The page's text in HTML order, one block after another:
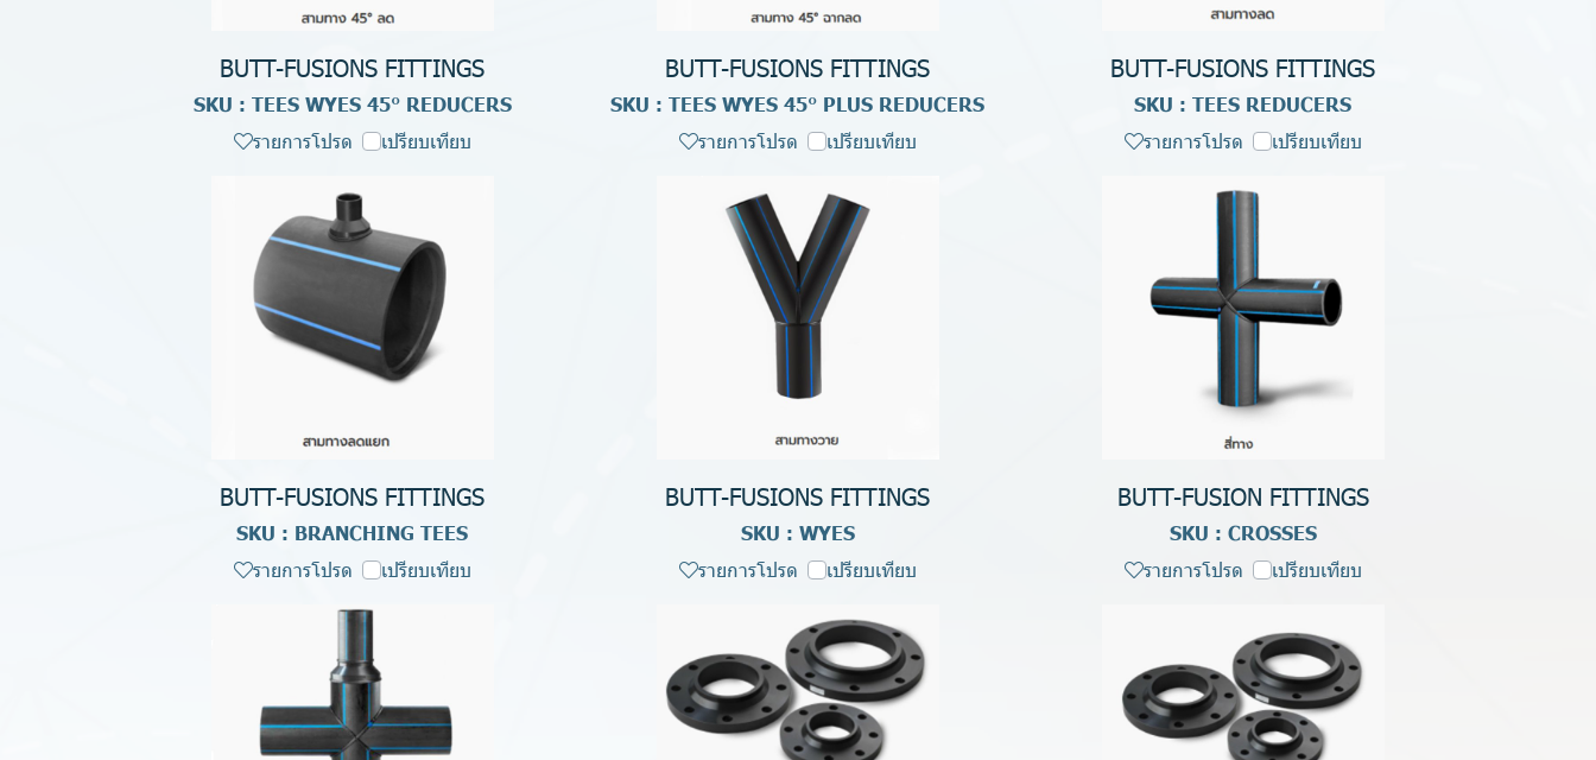
BUTT-FUSIONS FITTINGS
SKU : TEES WYES 45° REDUCERS
รายการโปรด เปรียบเทียบ
BUTT-FUSIONS FITTINGS
SKU : TEES WYES 45° PLUS REDUCERS
รายการโปรด เปรียบเทียบ
BUTT-FUSIONS FITTINGS
SKU : TEES REDUCERS
รายการโปรด เปรียบเทียบ
BUTT-FUSIONS FITTINGS
SKU : BRANCHING TEES
รายการโปรด เปรียบเทียบ
BUTT-FUSIONS FITTINGS
SKU : WYES
รายการโปรด เปรียบเทียบ
BUTT-FUSION FITTINGS
SKU : CROSSES
รายการโปรด เปรียบเทียบ